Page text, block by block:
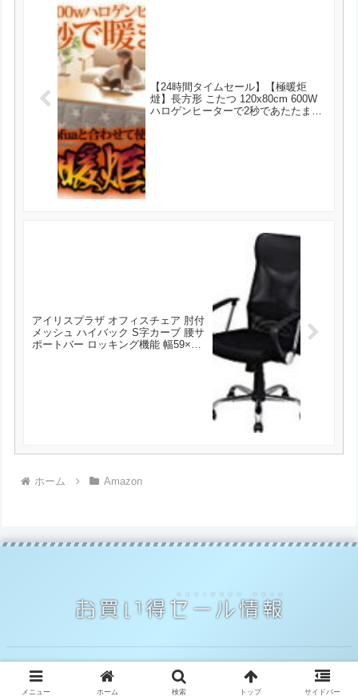
【24時間タイムセール】【極暖炬
燵】長方形 こたつ 120x80cm 600W
ハロゲンヒーターで2秒であたたま
アイリスプラザ オフィスチェア 肘付
メッシュ ハイバック S字カーブ 腰サ
ポートバー ロッキング機能 幅59×奥
ホーム Amazon
© 2014 お買い得セール情報.
メニュー ホーム 検索 トップ サイドバー